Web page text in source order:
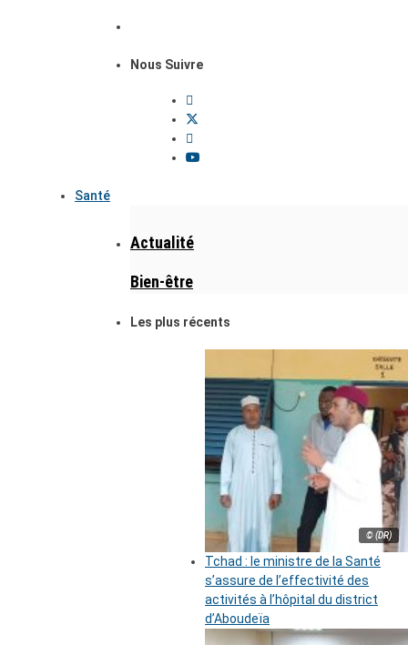
Nous Suivre
Santé
Actualité
Bien-être
Les plus récents
© (DR)
Tchad : le ministre de la Santé
s’assure de l’effectivité des
activités à l’hôpital du district
d’Aboudeïa